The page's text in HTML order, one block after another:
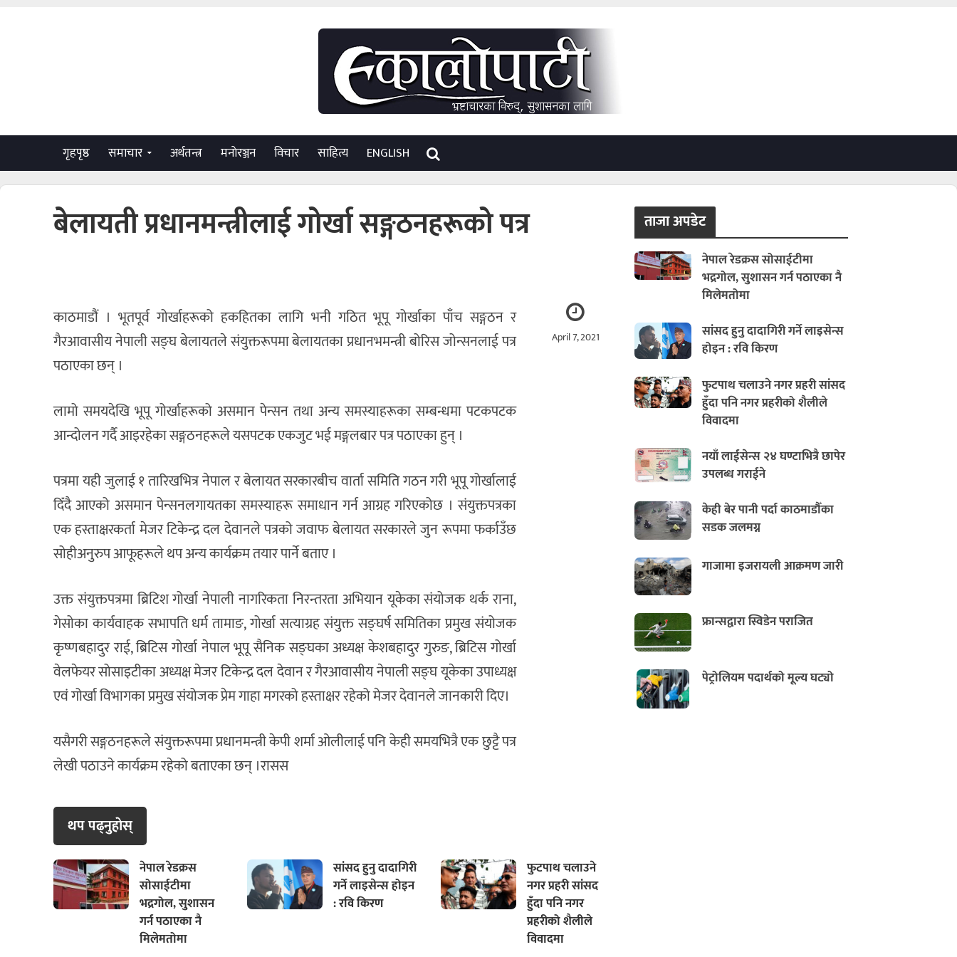
गृहपृष्ठ समाचार अर्थतन्त्र मनाेरञ्जन विचार साहित्य ENGLISH
बेलायती प्रधानमन्त्रीलाई गोर्खा सङ्गठनहरूको पत्र
April 7, 2021
काठमाडौं । भूतपूर्व गोर्खाहरूको हकहितका लागि भनी गठित भूपू गोर्खाका पाँच सङ्गठन र
गैरआवासीय नेपाली सङ्घ बेलायतले संयुक्तरूपमा बेलायतका प्रधानभमन्त्री बोरिस जोन्सनलाई पत्र
पठाएका छन् ।
लामो समयदेखि भूपू गोर्खाहरूको असमान पेन्सन तथा अन्य समस्याहरूका सम्बन्धमा पटकपटक
आन्दोलन गर्दै आइरहेका सङ्गठनहरूले यसपटक एकजुट भई मङ्गलबार पत्र पठाएका हुन् ।
पत्रमा यही जुलाई १ तारिखभित्र नेपाल र बेलायत सरकारबीच वार्ता समिति गठन गरी भूपू गोर्खालाई
दिँदै आएको असमान पेन्सनलगायतका समस्याहरू समाधान गर्न आग्रह गरिएकोछ । संयुक्तपत्रका
एक हस्ताक्षरकर्ता मेजर टिकेन्द्र दल देवानले पत्रको जवाफ बेलायत सरकारले जुन रूपमा फर्काउँछ
सोहीअनुरुप आफूहरूले थप अन्य कार्यक्रम तयार पार्ने बताए ।
उक्त संयुक्तपत्रमा ब्रिटिश गोर्खा नेपाली नागरिकता निरन्तरता अभियान यूकेका संयोजक थर्क राना,
गेसोका कार्यवाहक सभापति धर्म तामाङ, गोर्खा सत्याग्रह संयुक्त सङ्घर्ष समितिका प्रमुख संयोजक
कृष्णबहादुर राई, ब्रिटिस गोर्खा नेपाल भूपू सैनिक सङ्घका अध्यक्ष केशबहादुर गुरुङ, ब्रिटिस गोर्खा
वेलफेयर सोसाइटीका अध्यक्ष मेजर टिकेन्द्र दल देवान र गैरआवासीय नेपाली सङ्घ यूकेका उपाध्यक्ष
एवं गोर्खा विभागका प्रमुख संयोजक प्रेम गाहा मगरको हस्ताक्षर रहेको मेजर देवानले जानकारी दिए।
यसैगरी सङ्गठनहरूले संयुक्तरूपमा प्रधानमन्त्री केपी शर्मा ओलीलाई पनि केही समयभित्रै एक छुट्टै पत्र
लेखी पठाउने कार्यक्रम रहेको बताएका छन् ।रासस
थप पढ्नुहाेस्
नेपाल रेडक्रस
सोसाईटीमा
भद्रगोल, सुशासन
गर्न पठाएका नै
मिलेमतोमा
सांसद हुनु दादागिरी
गर्ने लाइसेन्स होइन
: रवि किरण
फुटपाथ चलाउने
नगर प्रहरी सांसद
हुँदा पनि नगर
प्रहरीको शैलीले
विवादमा
ताजा अपडेट
नेपाल रेडक्रस सोसाईटीमा
भद्रगोल, सुशासन गर्न पठाएका नै
मिलेमतोमा
सांसद हुनु दादागिरी गर्ने लाइसेन्स
होइन : रवि किरण
फुटपाथ चलाउने नगर प्रहरी सांसद
हुँदा पनि नगर प्रहरीको शैलीले
विवादमा
नयाँ लाईसेन्स २४ घण्टाभित्रै छापेर
उपलब्ध गराईने
केही बेर पानी पर्दा काठमाडौँका
सडक जलमग्न
गाजामा इजरायली आक्रमण जारी
फ्रान्सद्वारा स्विडेन पराजित
पेट्रोलियम पदार्थको मूल्य घट्यो